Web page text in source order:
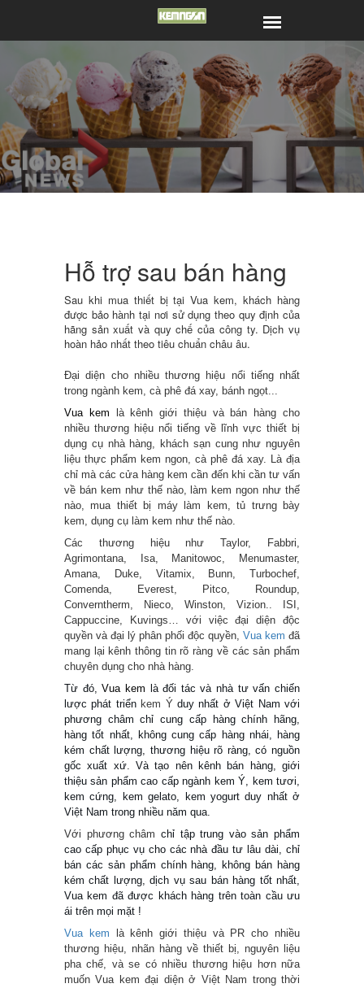
Hỗ trợ sau bán hàng
Sau khi mua thiết bị tại Vua kem, khách hàng
được bảo hành tại nơi sử dụng theo quy định của
hãng sản xuất và quy chế của công ty. Dịch vụ
hoàn hảo nhất theo tiêu chuẩn châu âu.
Đại diện cho nhiều thương hiệu nổi tiếng nhất
trong ngành kem, cà phê đá xay, bánh ngọt...
Vua kem là kênh giới thiệu và bán hàng cho
nhiều thương hiệu nổi tiếng về lĩnh vực thiết bị
dụng cụ nhà hàng, khách sạn cung như nguyên
liệu thực phẩm kem ngon, cà phê đá xay. Là địa
chỉ mà các cửa hàng kem cần đến khi cần tư vấn
về bán kem như thế nào, làm kem ngon như thế
nào, mua thiết bị máy làm kem, tủ trưng bày
kem, dụng cụ làm kem như thế nào.
Các thương hiệu như Taylor, Fabbri,
Agrimontana, Isa, Manitowoc, Menumaster,
Amana, Duke, Vitamix, Bunn, Turbochef,
Comenda, Everest, Pitco, Roundup,
Converntherm, Nieco, Winston, Vizion.. ISI,
Cappuccine, Kuvings… với việc đại diện độc
quyền và đại lý phân phối độc quyền, Vua kem đã
mang lại kênh thông tin rõ ràng về các sản phẩm
chuyên dụng cho nhà hàng.
Từ đó,Vua kem là đối tác và nhà tư vấn chiến
lược phát triển kem Ýduy nhất ở Việt Nam với
phương châm chỉ cung cấp hàng chính hãng,
hàng tốt nhất, không cung cấp hàng nhái, hàng
kém chất lượng, thương hiệu rõ ràng, có nguồn
gốc xuất xứ. Và tạo nên kênh bán hàng, giới
thiệu sản phẩm cao cấp ngành kem Ý, kem tươi,
kem cứng, kem gelato, kem yogurt duy nhất ở
Việt Nam trong nhiều năm qua.
Với phương châm chỉ tập trung vào sản phẩm
cao cấp phục vụ cho các nhà đầu tư lâu dài, chỉ
bán các sản phẩm chính hàng, không bán hàng
kém chất lượng, dịch vụ sau bán hàng tốt nhất,
Vua kem đã được khách hàng trên toàn cầu ưu
ái trên mọi mặt !
Vua kem là kênh giới thiệu và PR cho nhiều
thương hiệu, nhãn hàng về thiết bị, nguyên liệu
pha chế, và se có nhiều thương hiệu hơn nữa
muốn Vua kem đại diện ở Việt Nam trong thời